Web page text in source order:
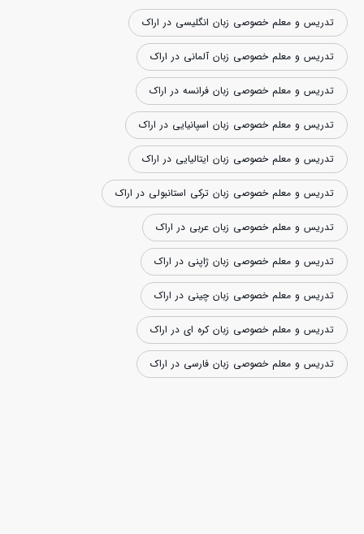
تدریس و معلم خصوصی زبان انگلیسی در اراک
تدریس و معلم خصوصی زبان آلمانی در اراک
تدریس و معلم خصوصی زبان فرانسه در اراک
تدریس و معلم خصوصی زبان اسپانیایی در اراک
تدریس و معلم خصوصی زبان ایتالیایی در اراک
تدریس و معلم خصوصی زبان ترکی استانبولی در اراک
تدریس و معلم خصوصی زبان عربی در اراک
تدریس و معلم خصوصی زبان ژاپنی در اراک
تدریس و معلم خصوصی زبان چینی در اراک
تدریس و معلم خصوصی زبان کره ای در اراک
تدریس و معلم خصوصی زبان فارسی در اراک